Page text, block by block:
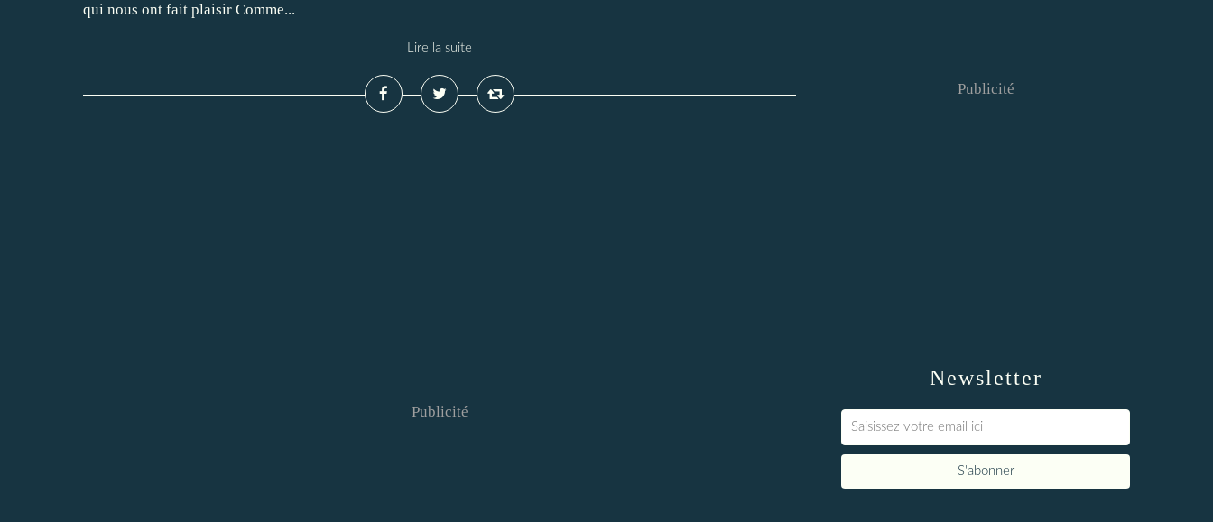
qui nous ont fait plaisir Comme...
Lire la suite
Publicité
Newsletter
Publicité